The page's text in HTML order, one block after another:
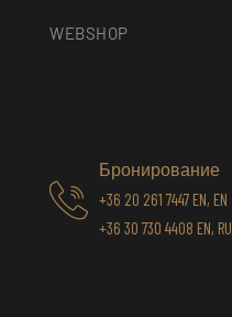
WEBSHOP
Бронирование
+36 20 261 7447 EN, EN
+36 30 730 4408 EN, RU